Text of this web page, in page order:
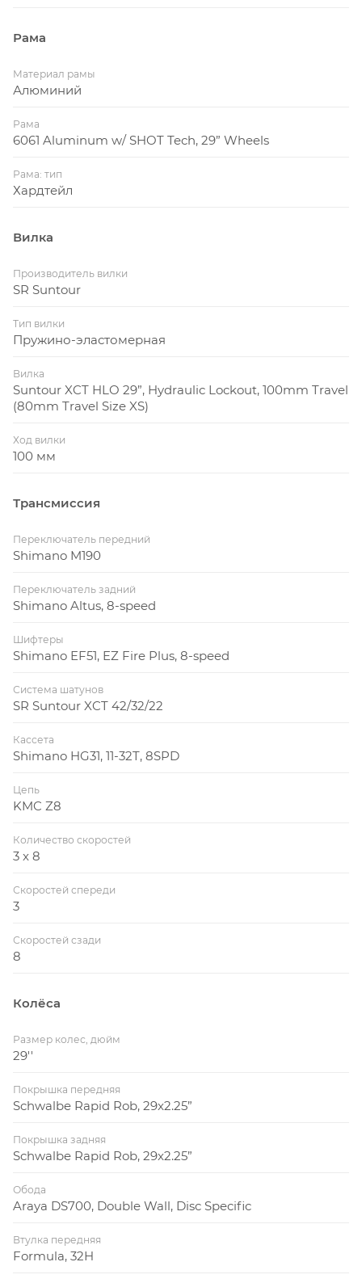
Рама
Материал рамы
Алюминий
Рама
6061 Aluminum w/ SHOT Tech, 29” Wheels
Рама: тип
Хардтейл
Вилка
Производитель вилки
SR Suntour
Тип вилки
Пружино-эластомерная
Вилка
Suntour XCT HLO 29”, Hydraulic Lockout, 100mm Travel
(80mm Travel Size XS)
Ход вилки
100 мм
Трансмиссия
Переключатель передний
Shimano M190
Переключатель задний
Shimano Altus, 8-speed
Шифтеры
Shimano EF51, EZ Fire Plus, 8-speed
Система шатунов
SR Suntour XCT 42/32/22
Кассета
Shimano HG31, 11-32T, 8SPD
Цепь
KMC Z8
Количество скоростей
3 x 8
Скоростей спереди
3
Скоростей сзади
8
Колёса
Размер колес, дюйм
29''
Покрышка передняя
Schwalbe Rapid Rob, 29x2.25”
Покрышка задняя
Schwalbe Rapid Rob, 29x2.25”
Обода
Araya DS700, Double Wall, Disc Specific
Втулка передняя
Formula, 32H